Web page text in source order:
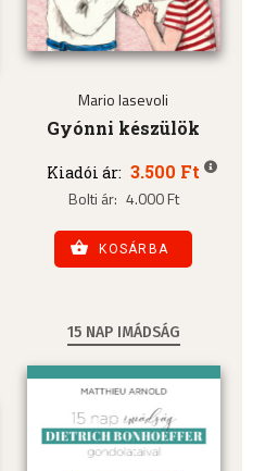
Mario Iasevoli
Gyónni készülök
Kiadói ár: 3.500 Ft
Bolti ár: 4.000 Ft
KOSÁRBA
15 NAP IMÁDSÁG